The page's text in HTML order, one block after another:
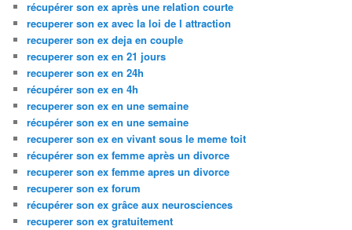
récupérer son ex après une relation courte
recuperer son ex avec la loi de l attraction
recuperer son ex deja en couple
recuperer son ex en 21 jours
recuperer son ex en 24h
récupérer son ex en 4h
recuperer son ex en une semaine
récupérer son ex en une semaine
recuperer son ex en vivant sous le meme toit
récupérer son ex femme après un divorce
recuperer son ex femme apres un divorce
recuperer son ex forum
récupérer son ex grâce aux neurosciences
recuperer son ex gratuitement